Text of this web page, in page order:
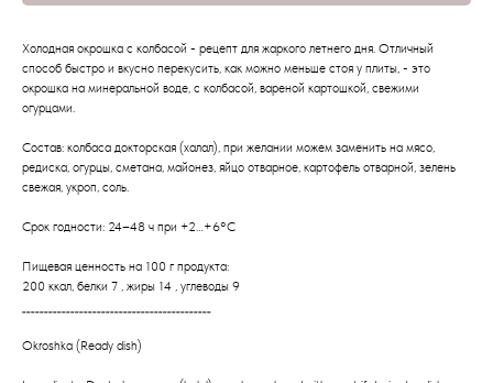
Холодная окрошка с колбасой - рецепт для жаркого летнего дня. Отличный
способ быстро и вкусно перекусить, как можно меньше стоя у плиты, - это
окрошка на минеральной воде, с колбасой, вареной картошкой, свежими
огурцами.
Состав: колбаса докторская (халал), при желании можем заменить на мясо,
редиска, огурцы, сметана, майонез, яйцо отварное, картофель отварной, зелень
свежая, укроп, соль.
Срок годности: 24–48 ч при +2…+6°C
Пищевая ценность на 100 г продукта:
200 ккал, белки 7 , жиры 14 , углеводы 9
Okroshka (Ready dish)